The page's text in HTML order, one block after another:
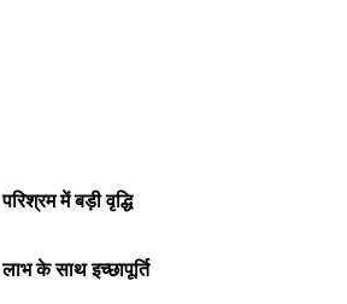
परिश्रम में बड़ी वृद्धि
लाभ के साथ इच्छापूर्ति